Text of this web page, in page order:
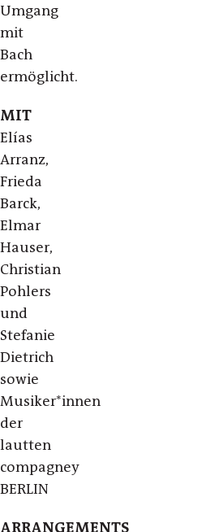
Umgang
mit
Bach
ermöglicht.
MIT
Elías
Arranz,
Frieda
Barck,
Elmar
Hauser,
Christian
Pohlers
und
Stefanie
Dietrich
sowie
Musiker*innen
der
lautten
compagney
BERLIN
ARRANGEMENTS